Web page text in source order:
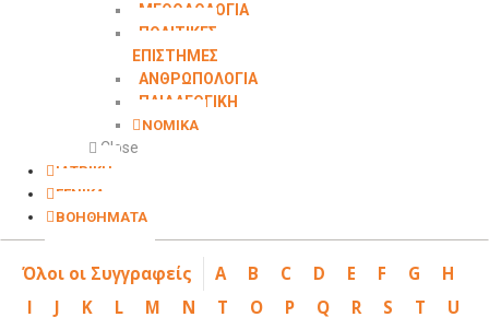
ΜΕΘΟΔΟΛΟΓΙΑ
ΠΟΛΙΤΙΚΕΣ
ΕΠΙΣΤΗΜΕΣ
ΑΝΘΡΩΠΟΛΟΓΙΑ
ΠΑΙΔΑΓΩΓΙΚΗ
ΝΟΜΙΚΑ
Close
ΙΑΤΡΙΚΗ
ΓΕΝΙΚΑ
ΒΟΗΘΗΜΑΤΑ
Όλοι οι Συγγραφείς A B C D E F G
H
I
J K L M N T O P Q R S T
U